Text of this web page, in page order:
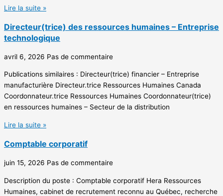
Lire la suite »
Directeur(trice) des ressources humaines – Entreprise
technologique
avril 6, 2026 Pas de commentaire
Publications similaires : Directeur(trice) financier – Entreprise
manufacturière Directeur.trice Ressources Humaines Canada
Coordonnateur.trice Ressources Humaines Coordonnateur(trice)
en ressources humaines – Secteur de la distribution
Lire la suite »
Comptable corporatif
juin 15, 2026 Pas de commentaire
Description du poste : Comptable corporatif Hera Ressources
Humaines, cabinet de recrutement reconnu au Québec, recherche